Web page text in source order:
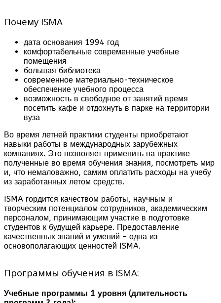
Почему ISMA
дата основания 1994 год
комфортабельные современные учебные
помещения
большая библиотека
современное материально-техническое
обеспечение учебного процесса
возможность в свободное от занятий время
посетить кафе и отдохнуть в парке на территории
вуза
Во время летней практики студенты приобретают
навыки работы в международных зарубежных
компаниях. Это позволяет применить на практике
полученные во время обучения знания, посмотреть мир
и, что немаловажно, самим оплатить расходы на учебу
из заработанных летом средств.
ISMA гордится качеством работы, научным и
творческим потенциалом сотрудников, академическим
персоналом, принимающим участие в подготовке
студентов к будущей карьере. Предоставление
качественных знаний и умений – одна из
основополагающих ценностей ISMA.
Программы обучения в ISMA:
Учебные программы 1 уровня (длительность